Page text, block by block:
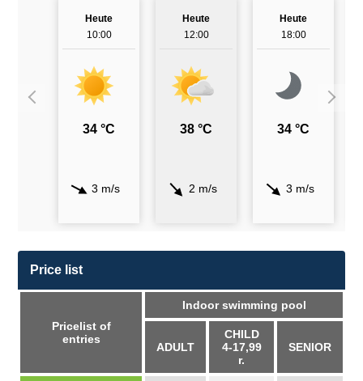
Heute
10:00
34 °C
3 m/s
Heute
12:00
38 °C
2 m/s
Heute
18:00
34 °C
3 m/s
Price list
Pricelist of
entries
Indoor swimming pool
ADULT
CHILD
4-17,99
r.
SENIOR